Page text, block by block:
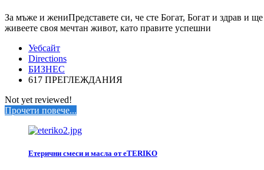
За мъже и жениПредставете си, че сте Богат, Богат и здрав и ще
живеете своя мечтан живот, като правите успешни
Уебсайт
Directions
БИЗНЕС
617 ПРЕГЛЕЖДАНИЯ
Not yet reviewed!
Прочети повече...
Етерични смеси и масла от eTERIKO